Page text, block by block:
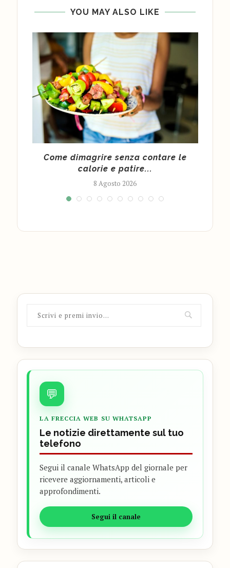
YOU MAY ALSO LIKE
Come dimagrire senza contare le
calorie e patire...
8 Agosto 2026
💬
LA FRECCIA WEB SU WHATSAPP
Le notizie direttamente sul tuo
telefono
Segui il canale WhatsApp del giornale per
ricevere aggiornamenti, articoli e
approfondimenti.
Segui il canale